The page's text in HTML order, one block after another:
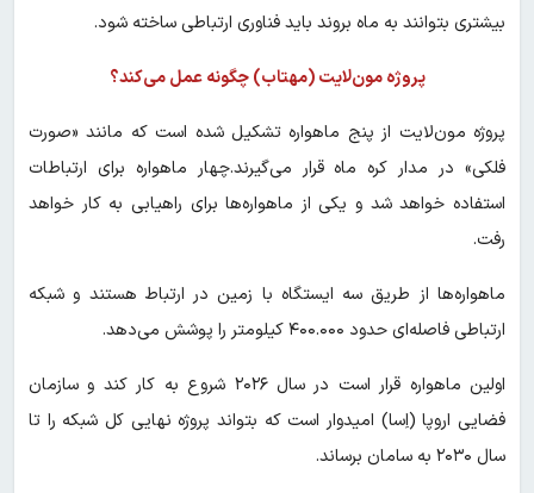
بیشتری بتوانند به ماه بروند باید فناوری ارتباطی ساخته شود.
پروژه مون‌لایت (مهتاب) چگونه عمل می‌کند؟
پروژه مون‌لایت از پنج ماهواره تشکیل شده است که مانند «صورت
فلکی» در مدار کره ماه قرار می‌گیرند.چهار ماهواره برای ارتباطات
استفاده خواهد شد و یکی از ماهواره‌ها برای راهیابی به کار خواهد
رفت.
ماهواره‌ها از طریق سه ایستگاه با زمین در ارتباط هستند و شبکه
ارتباطی فاصله‌ای حدود ۴۰۰.۰۰۰ کیلومتر را پوشش می‌دهد.
اولین ماهواره قرار است در سال ۲۰۲۶ شروع به کار کند و سازمان
فضایی اروپا (اِسا) امیدوار است که بتواند پروژه نهایی کل شبکه را تا
سال ۲۰۳۰ به سامان برساند.